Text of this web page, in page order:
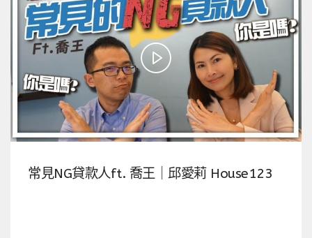
常見NG貸款人ft. 喬王｜邱愛莉 House123